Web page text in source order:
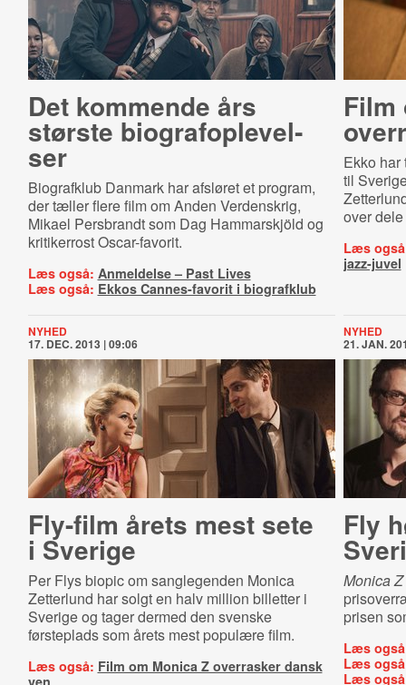
Det kommende års
største bi­o­gra­fop­le­vel­
ser
Biografklub Danmark har afsløret et program,
der tæller flere film om Anden Verdenskrig,
Mikael Persbrandt som Dag Hammarskjöld og
kritikerrost Oscar-favorit.
Læs også: Anmeldelse – Past Lives
Læs også: Ekkos Cannes-favorit i biografklub
Film
Ekko har
til
over
Læs
jazz-juvel
NYHED
17. DEC. 2013 | 09:06
Fly-film årets mest sete
i Sverige
Per Flys biopic om sanglegenden Monica
Zetterlund har solgt en halv million billetter i
Sverige og tager dermed den svenske
førsteplads som årets mest populære film.
Læs også: Film om Monica Z overrasker dansk
ven
NYHED
21. JAN.
Fly
Monica Z
prisen
Læs
Læs
Læs